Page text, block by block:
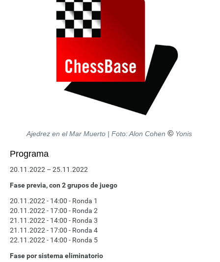
Ajedrez en el Mar Muerto | Foto: Alon Cohen ©Yonis
Programa
20.11.2022 – 25.11.2022
Fase previa, con 2 grupos de juego
20.11.2022 - 14:00 - Ronda 1
20.11.2022 - 17:00 - Ronda 2
21.11.2022 - 14:00 - Ronda 3
21.11.2022 - 17:00 - Ronda 4
22.11.2022 - 14:00 - Ronda 5
Fase por sistema eliminatorio